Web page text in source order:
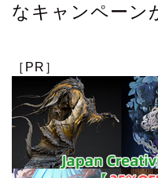
なキャンペーン
［PR］